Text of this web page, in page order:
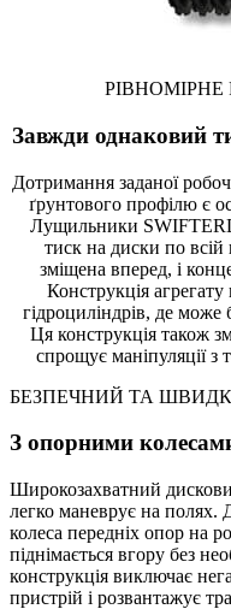
Завжди однаковий
Дотримання заданої
ґрунтового профілю є
Лущильники
тиск на диски по всій
зміщена вперед, і
Конструкція агрегату
гідроциліндрів, де може
Ця конструкція також
спрощує маніпуляції з
БЕЗПЕЧНИЙ ТА
З опорними
Широкозахватний
легко маневрує на полях.
колеса передніх опор на
піднімається вгору без
конструкція виключає
пристрій і розвантажує